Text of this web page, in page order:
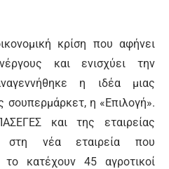
κρίση που αφήνει
και ενισχύει την
η ιδέα μιας
σουπερμάρκετ, η «Επιλογή».
και της εταιρείας
στη νέα εταιρεία που
κατέχουν 45 αγροτικοί